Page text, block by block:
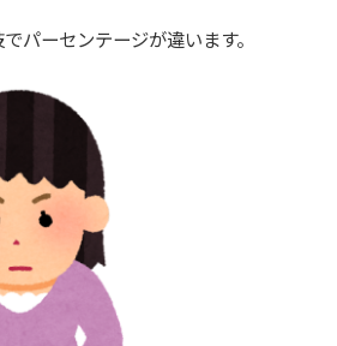
パーセンテージが違います。